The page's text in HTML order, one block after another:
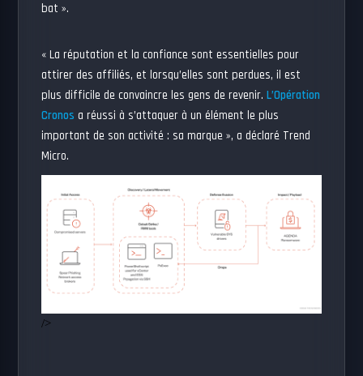
bat ».
« La réputation et la confiance sont essentielles pour
attirer des affiliés, et lorsqu’elles sont perdues, il est
plus difficile de convaincre les gens de revenir.L’Opération
Cronos a réussi à s’attaquer à un élément le plus
important de son activité : sa marque », a déclaré Trend
Micro.
/>